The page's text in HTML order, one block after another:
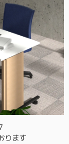
ります